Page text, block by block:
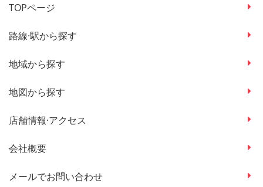
TOPページ
路線·駅から探す
地域から探す
地図から探す
店舗情報·アクセス
会社概要
メールでお問い合わせ